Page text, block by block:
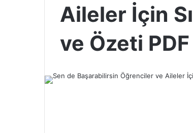
Aileler İçin
ve Özeti